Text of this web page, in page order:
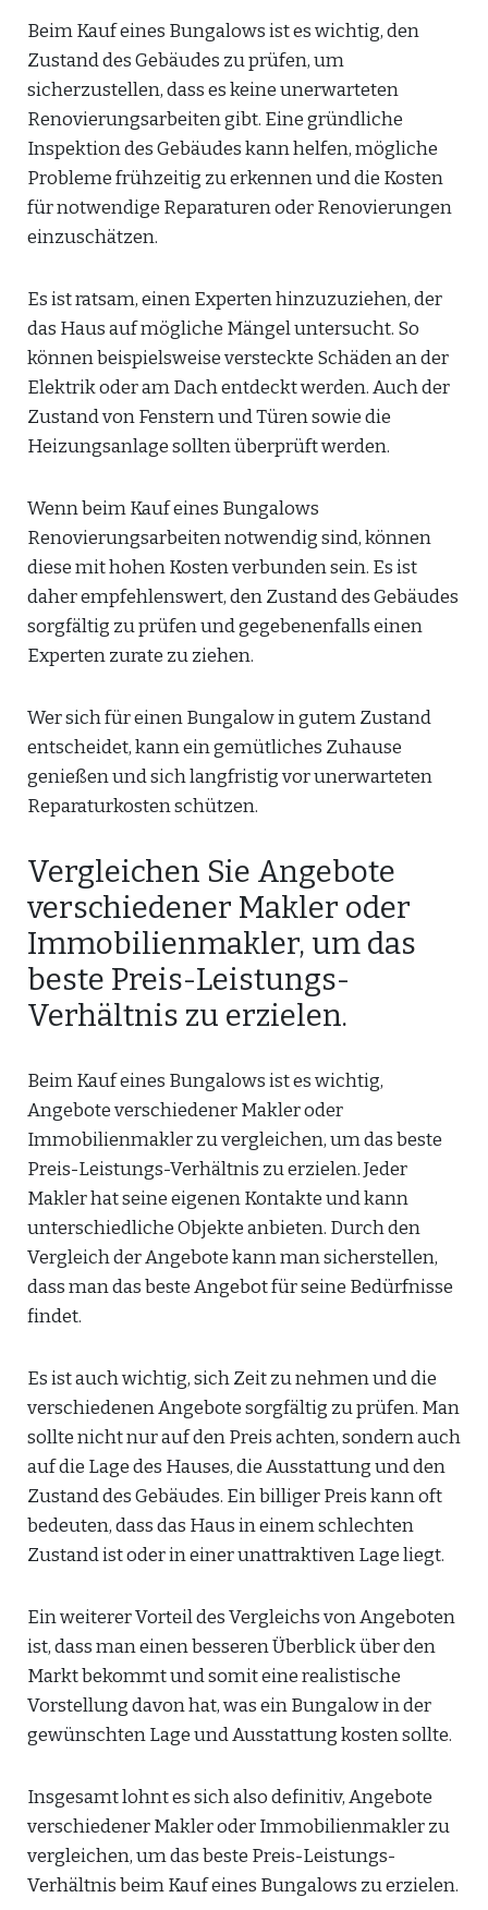
Beim Kauf eines Bungalows ist es wichtig, den
Zustand des Gebäudes zu prüfen, um
sicherzustellen, dass es keine unerwarteten
Renovierungsarbeiten gibt. Eine gründliche
Inspektion des Gebäudes kann helfen, mögliche
Probleme frühzeitig zu erkennen und die Kosten
für notwendige Reparaturen oder Renovierungen
einzuschätzen.
Es ist ratsam, einen Experten hinzuzuziehen, der
das Haus auf mögliche Mängel untersucht. So
können beispielsweise versteckte Schäden an der
Elektrik oder am Dach entdeckt werden. Auch der
Zustand von Fenstern und Türen sowie die
Heizungsanlage sollten überprüft werden.
Wenn beim Kauf eines Bungalows
Renovierungsarbeiten notwendig sind, können
diese mit hohen Kosten verbunden sein. Es ist
daher empfehlenswert, den Zustand des Gebäudes
sorgfältig zu prüfen und gegebenenfalls einen
Experten zurate zu ziehen.
Wer sich für einen Bungalow in gutem Zustand
entscheidet, kann ein gemütliches Zuhause
genießen und sich langfristig vor unerwarteten
Reparaturkosten schützen.
Vergleichen Sie Angebote
verschiedener Makler oder
Immobilienmakler, um das
beste Preis-Leistungs-
Verhältnis zu erzielen.
Beim Kauf eines Bungalows ist es wichtig,
Angebote verschiedener Makler oder
Immobilienmakler zu vergleichen, um das beste
Preis-Leistungs-Verhältnis zu erzielen. Jeder
Makler hat seine eigenen Kontakte und kann
unterschiedliche Objekte anbieten. Durch den
Vergleich der Angebote kann man sicherstellen,
dass man das beste Angebot für seine Bedürfnisse
findet.
Es ist auch wichtig, sich Zeit zu nehmen und die
verschiedenen Angebote sorgfältig zu prüfen. Man
sollte nicht nur auf den Preis achten, sondern auch
auf die Lage des Hauses, die Ausstattung und den
Zustand des Gebäudes. Ein billiger Preis kann oft
bedeuten, dass das Haus in einem schlechten
Zustand ist oder in einer unattraktiven Lage liegt.
Ein weiterer Vorteil des Vergleichs von Angeboten
ist, dass man einen besseren Überblick über den
Markt bekommt und somit eine realistische
Vorstellung davon hat, was ein Bungalow in der
gewünschten Lage und Ausstattung kosten sollte.
Insgesamt lohnt es sich also definitiv, Angebote
verschiedener Makler oder Immobilienmakler zu
vergleichen, um das beste Preis-Leistungs-
Verhältnis beim Kauf eines Bungalows zu erzielen.